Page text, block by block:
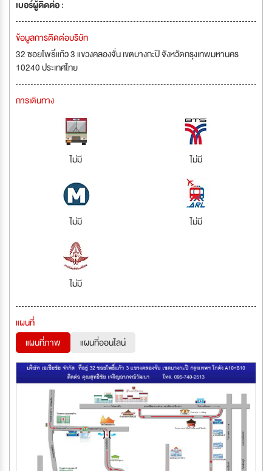
เบอร์ผู้ติดต่อ :
ข้อมูลการติดต่อบริษัท
32 ซอยโพธิ์แก้ว 3 แขวงคลองจั่น เขตบางกะปิ จังหวัดกรุงเทพมหานคร
10240 ประเทศไทย
การเดินทาง
ไม่มี ไม่มี
ไม่มี ไม่มี
ไม่มี
แผนที่
แผนที่ภาพ
แผนที่ออนไลน์